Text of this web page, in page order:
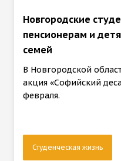
Новгородские
пенсионерам и
семей
В Новгородской
акция «Софийский
февраля.
Студенческая жизнь